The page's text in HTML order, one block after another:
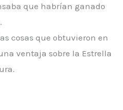
que habrían ganado
cosas que obtuvieron en
ventaja sobre la Estrella